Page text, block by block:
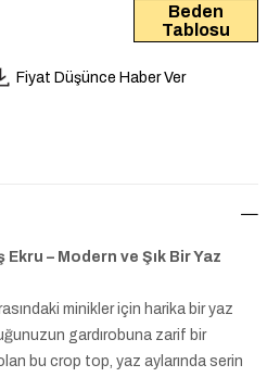
Beden
Tablosu
Fiyat Düşünce Haber Ver
– Modern ve Şık Bir Yaz
minikler için harika bir yaz
gardırobuna zarif bir
bu crop top, yaz aylarında serin